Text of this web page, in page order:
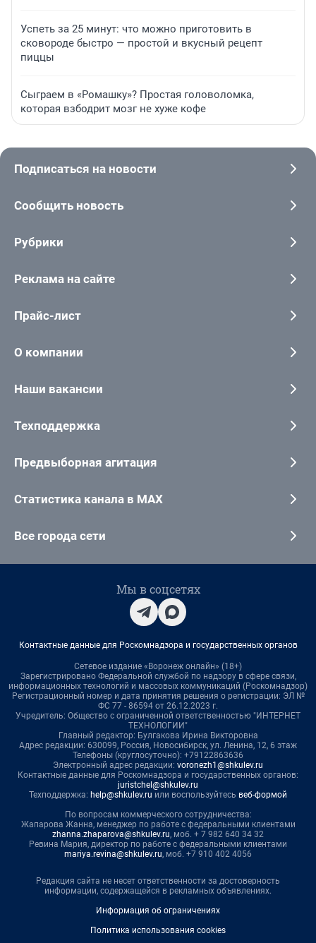
Успеть за 25 минут: что можно приготовить в
сковороде быстро — простой и вкусный рецепт
пиццы
Сыграем в «Ромашку»? Простая головоломка,
которая взбодрит мозг не хуже кофе
Подписаться на новости
Сообщить новость
Рубрики
Реклама на сайте
Прайс-лист
О компании
Наши вакансии
Техподдержка
Предвыборная агитация
Статистика канала в MAX
Все города сети
Мы в соцсетях
Контактные данные для Роскомнадзора и государственных органов
Сетевое издание «Воронеж онлайн» (18+)
Зарегистрировано Федеральной службой по надзору в сфере связи,
информационных технологий и массовых коммуникаций (Роскомнадзор)
Регистрационный номер и дата принятия решения о регистрации: ЭЛ №
ФС 77 - 86594 от 26.12.2023 г.
Учредитель: Общество с ограниченной ответственностью "ИНТЕРНЕТ
ТЕХНОЛОГИИ"
Главный редактор: Булгакова Ирина Викторовна
Адрес редакции: 630099, Россия, Новосибирск, ул. Ленина, 12, 6 этаж
Телефоны (круглосуточно): +79122863636
Электронный адрес редакции: voronezh1@shkulev.ru
Контактные данные для Роскомнадзора и государственных органов:
juristchel@shkulev.ru
Техподдержка: help@shkulev.ru или воспользуйтесь веб-формой
По вопросам коммерческого сотрудничества:
Жапарова Жанна, менеджер по работе с федеральными клиентами
zhanna.zhaparova@shkulev.ru, моб. + 7 982 640 34 32
Ревина Мария, директор по работе с федеральными клиентами
mariya.revina@shkulev.ru, моб. +7 910 402 4056
Редакция сайта не несет ответственности за достоверность
информации, содержащейся в рекламных объявлениях.
Информация об ограничениях
Политика использования cookies